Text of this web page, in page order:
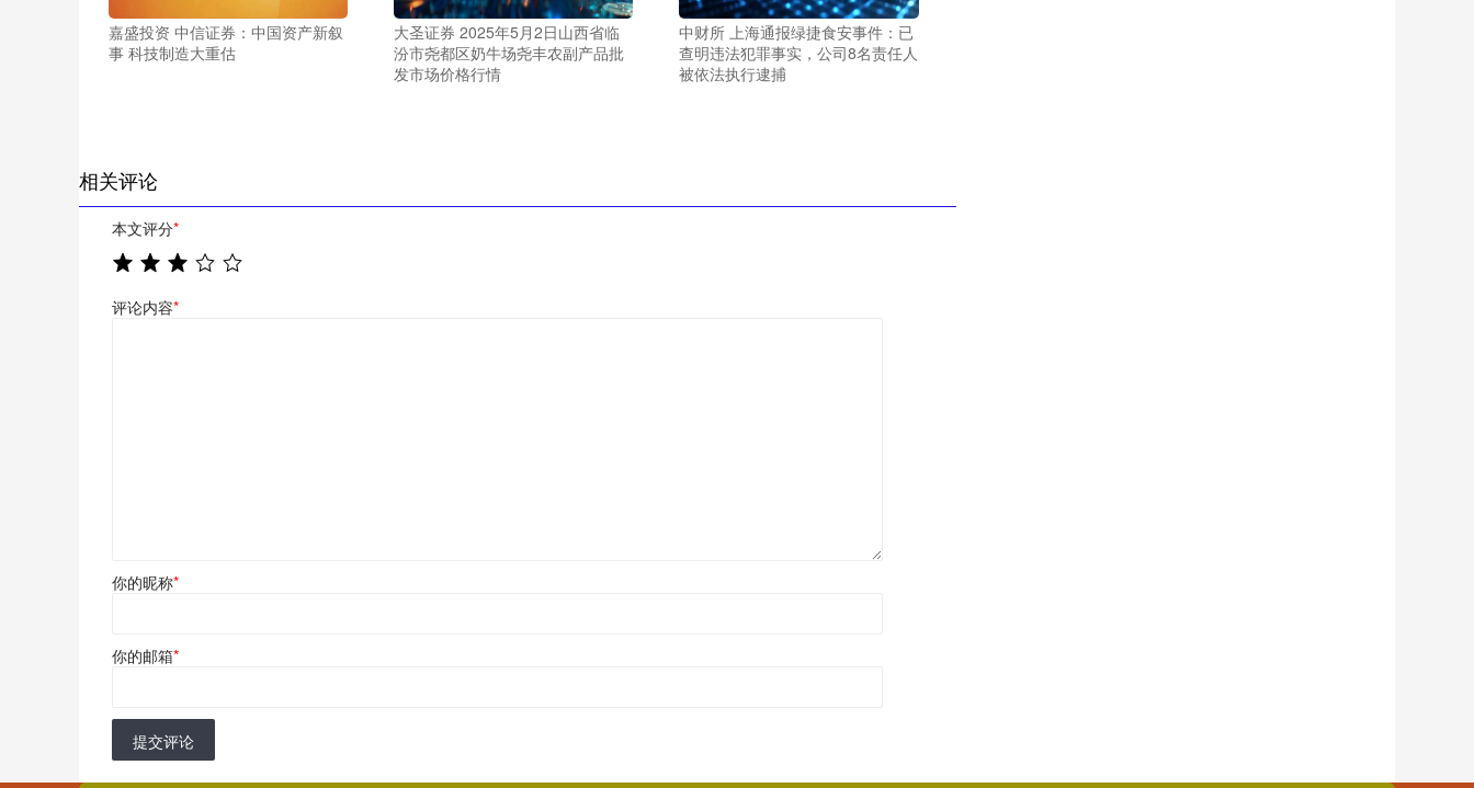
嘉盛投资 中信证券：中国资产新叙
事 科技制造大重估
大圣证券 2025年5月2日山西省临
汾市尧都区奶牛场尧丰农副产品批
发市场价格行情
中财所 上海通报绿捷食安事件：已
查明违法犯罪事实，公司8名责任人
被依法执行逮捕
相关评论
本文评分*
评论内容*
你的昵称*
你的邮箱*
提交评论